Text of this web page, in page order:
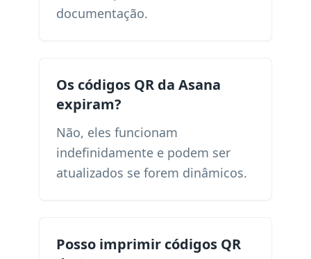
documentação.
Os códigos QR da Asana
expiram?
Não, eles funcionam
indefinidamente e podem ser
atualizados se forem dinâmicos.
Posso imprimir códigos QR